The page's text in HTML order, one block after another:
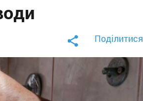
Поділитися